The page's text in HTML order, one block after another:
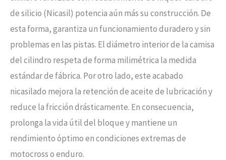
de silicio (Nicasil) potencia aún más su construcción. De
esta forma, garantiza un funcionamiento duradero y sin
problemas en las pistas. El diámetro interior de la camisa
del cilindro respeta de forma milimétrica la medida
estándar de fábrica. Por otro lado, este acabado
nicasilado mejora la retención de aceite de lubricación y
reduce la fricción drásticamente. En consecuencia,
prolonga la vida útil del bloque y mantiene un
rendimiento óptimo en condiciones extremas de
motocross o enduro.